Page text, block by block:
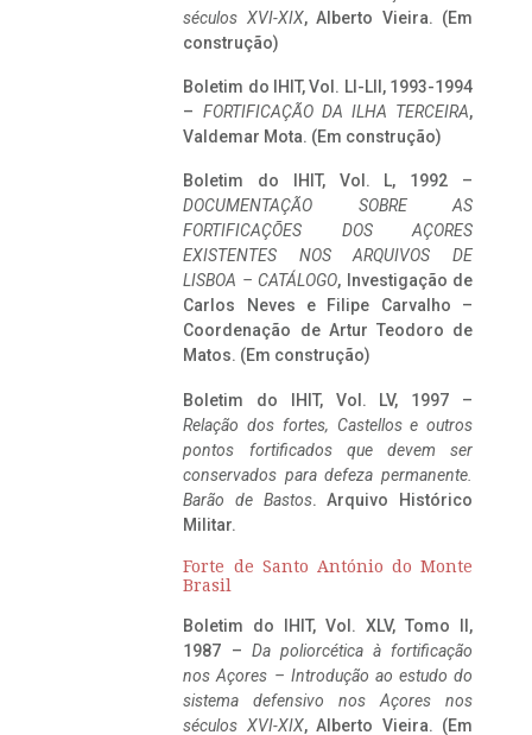
séculos XVI-XIX, Alberto Vieira. (Em
construção)
Boletim do IHIT, Vol. LI-LII, 1993-1994
– FORTIFICAÇÃO DA ILHA TERCEIRA,
Valdemar Mota. (Em construção)
Boletim do IHIT, Vol. L, 1992 –
DOCUMENTAÇÃO SOBRE AS
FORTIFICAÇÕES DOS AÇORES
EXISTENTES NOS ARQUIVOS DE
LISBOA – CATÁLOGO, Investigação de
Carlos Neves e Filipe Carvalho –
Coordenação de Artur Teodoro de
Matos. (Em construção)
Boletim do IHIT, Vol. LV, 1997 –
Relação dos fortes, Castellos e outros
pontos fortificados que devem ser
conservados para defeza permanente.
Barão de Bastos. Arquivo Histórico
Militar.
Forte de Santo António do Monte
Brasil
Boletim do IHIT, Vol. XLV, Tomo II,
1987 – Da poliorcética à fortificação
nos Açores – Introdução ao estudo do
sistema defensivo nos Açores nos
séculos XVI-XIX, Alberto Vieira. (Em